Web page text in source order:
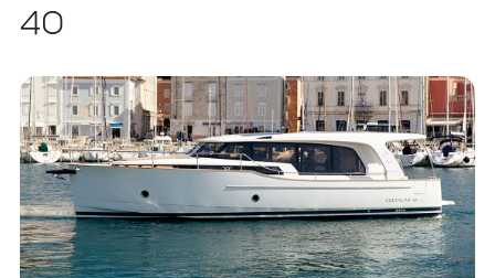
40